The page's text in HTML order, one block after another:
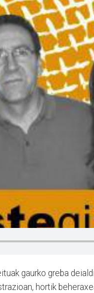
gaurko greba
hortik